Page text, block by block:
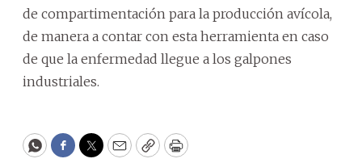
de compartimentación para la producción avícola,
de manera a contar con esta herramienta en caso
de que la enfermedad llegue a los galpones
industriales.
WhatsApp
Facebook
Twitter
EmailCopyPrint